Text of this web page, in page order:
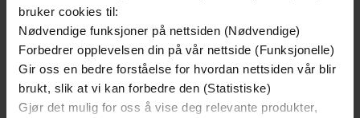
bruker cookies til:
Nødvendige funksjoner på nettsiden (Nødvendige)
Forbedrer opplevelsen din på vår nettside (Funksjonelle)
Gir oss en bedre forståelse for hvordan nettsiden vår blir
brukt, slik at vi kan forbedre den (Statistiske)
Gjør det mulig for oss å vise deg relevante produkter,